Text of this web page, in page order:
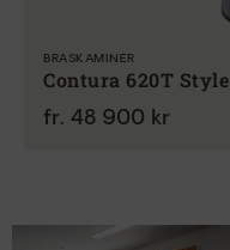
BRASKAMINER
Contura 620T Style
fr. 48 900 kr